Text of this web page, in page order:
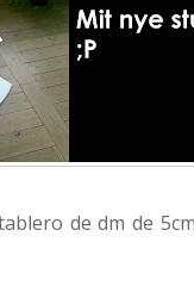
de dm de